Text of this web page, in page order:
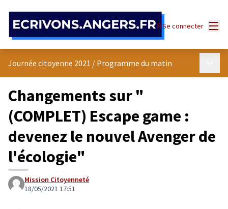
Se connecter
Journée citoyenne 2021 / Programme du matin
Changements sur "
(COMPLET) Escape game :
devenez le nouvel Avenger de
l'écologie"
Mission Citoyenneté
18/05/2021 17:51